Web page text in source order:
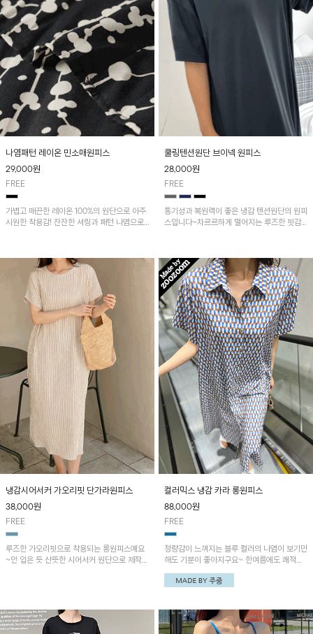
나염패턴 레이온 민소매원피스
29,000원
FREE
가볍고 매끈한 레이온 100%의 원단으로 아주
시원한 착용감! 잔잔한 셔링과 패턴 나염으로
쿨링텐션원단 브이넥 원피스
28,000원
FREE
통기성과 복원력이 좋은 냉감 텐션원단의 원피
스입니다~차르르하게 떨어지는 루즈한 핏감
냉감시어서커 가오리핏 단가라원피스
38,000원
FREE
루즈한 가오리핏으로 착용되는 롱원피스예요
~안 입은 듯 산뜻한 시어서커 원단으로 제작되
컬러믹스 냉감 카라 롱원피스
88,000원
FREE
청량감이 느껴지는 블루 컬러의 나염이 보기만
해도 기분이 좋아지구요~ 한여름에도 쾌적하
게 입기 좋답니다~